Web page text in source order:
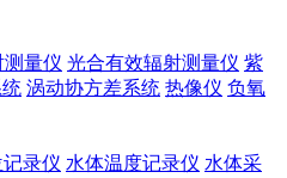
测量仪 光合有效辐射测量仪 紫
涡动协方差系统 热像仪 负氧
记录仪 水体温度记录仪 水体采